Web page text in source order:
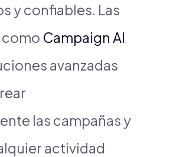
y confiables. Las
Campaign AI
avanzadas
las campañas y
actividad